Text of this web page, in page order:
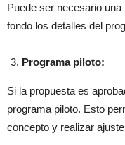
Puede ser necesario
fondo los detalles del
Programa piloto:
Si la propuesta es
programa piloto. Esto
concepto y realizar